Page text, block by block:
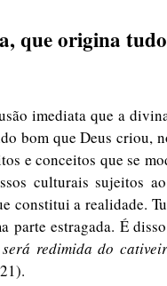
que origina
imediata que a
bom que Deus criou,
e conceitos que se
culturais sujeitos
constitui a realidade.
parte estragada. É
redimida do